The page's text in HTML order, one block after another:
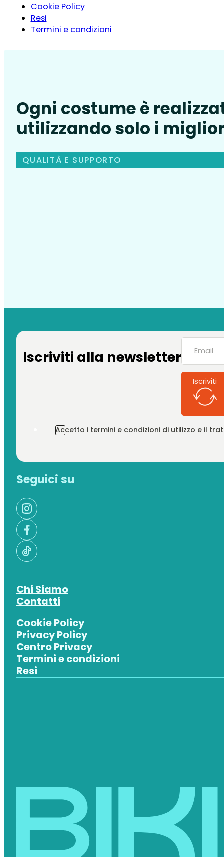
Cookie Policy
Resi
Termini e condizioni
Ogni costume è
utilizzando solo i
QUALITÀ E SUPPORTO
Iscriviti alla newsletter
Iscriviti
Accetto i termini e condizioni di utilizzo e il
Seguici su
Chi Siamo
Contatti
Cookie Policy
Privacy Policy
Centro Privacy
Termini e condizioni
Resi